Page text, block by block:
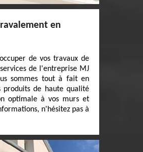
en
de vos travaux de
de l'entreprise MJ
sommes tout à fait en
produits de haute qualité
optimale à vos murs et
n'hésitez pas à